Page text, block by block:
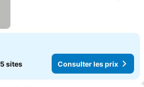
5 sites Consulter les prix